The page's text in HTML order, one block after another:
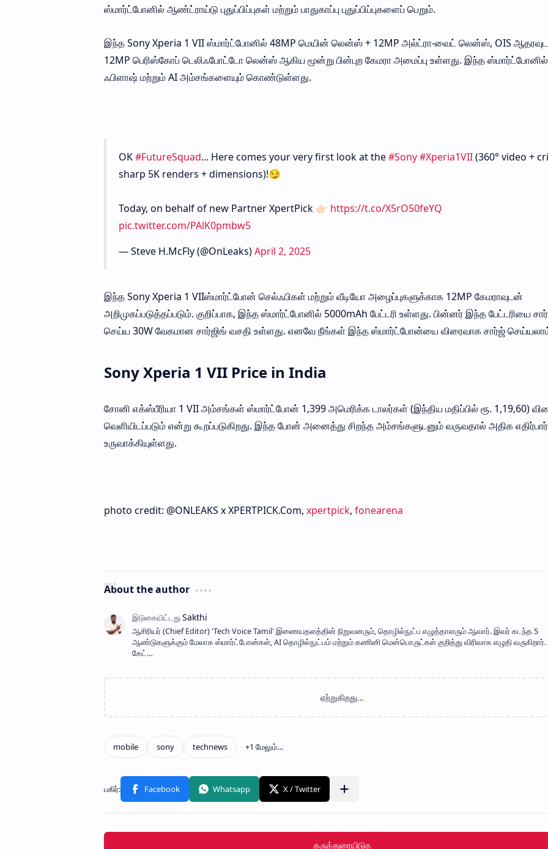
ஸ்மார்ட்போனில் ஆண்ட்ராய்டு புதுப்பிப்புகள் மற்றும் பாதுகாப்பு புதுப்பிப்புகளைப் பெறும்.
இந்த Sony Xperia 1 VII ஸ்மார்ட்போனில் 48MP மெயின் லென்ஸ் + 12MP அல்ட்ரா-வைட் லென்ஸ், OIS
12MP பெரிஸ்கோப் டெலிஃபோட்டோ லென்ஸ் ஆகிய மூன்று பின்புற கேமரா அமைப்பு உள்ளது. இந்த ஸ்மார்ட்போனில்
ஃபிளாஷ் மற்றும் AI அம்சங்களையும் கொண்டுள்ளது.
OK#FutureSquad... Here comes your very first look at the#Sony #Xperia1VII(360° video +
sharp 5K renders + dimensions)!😏
Today, on behalf of new Partner XpertPick 👉🏻 https://t.co/X5rO50feYQ
pic.twitter.com/PAlK0pmbw5
— Steve H.McFly (@OnLeaks)April 2, 2025
இந்த Sony Xperia 1 VIIஸ்மார்ட்போன் செல்ஃபிகள் மற்றும் வீடியோ அழைப்புகளுக்காக 12MP கேமராவுடன்
அறிமுகப்படுத்தப்படும். குறிப்பாக, இந்த ஸ்மார்ட்போனில் 5000mAh பேட்டரி உள்ளது. பின்னர் இந்த பேட்டரியை
செய்ய 30W வேகமான சார்ஜிங் வசதி உள்ளது. எனவே நீங்கள் இந்த ஸ்மார்ட்போன்யை விரைவாக சார்ஜ்
Sony Xperia 1 VII Price in India
சோனி எக்ஸ்பீரியா 1 VII அம்சங்கள் ஸ்மார்ட்போன் 1,399 அமெரிக்க டாலர்கள் (இந்திய மதிப்பில் ரூ. 1,19,60)
வெளியிடப்படும் என்று கூறப்படுகிறது. இந்த போன் அனைத்து சிறந்த அம்சங்களுடனும் வருவதால் அதிக
உருவாக்கியுள்ளது.
photo credit: @ONLEAKS x XPERTPICK.Com, xpertpick, fonearena
About the author
ஆசிரியர் (Chief Editor) ​'Tech Voice Tamil' இணையதளத்தின் நிறுவனரும், தொழில்நுட்ப எழுத்தாளரும் ஆவார். இவர் கடந்த 5
ஆண்டுகளுக்கும் மேலாக ஸ்மார்ட்போன்கள், AI தொழில்நுட்பம் மற்றும் கணினி மென்பொருட்கள் குறித்து விரிவாக எழுதி வருகிறார்.
கேட்…
கருத்துரையிடுக